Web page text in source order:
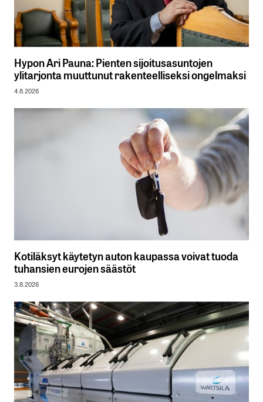
Hypon Ari Pauna: Pienten sijoitusasuntojen
ylitarjonta muuttunut rakenteelliseksi ongelmaksi
4.8.2026
Kotiläksyt käytetyn auton kaupassa voivat tuoda
tuhansien eurojen säästöt
3.8.2026